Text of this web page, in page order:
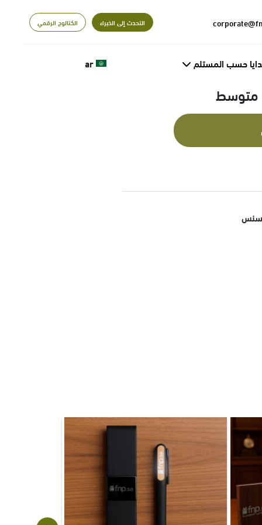
التحدث إلى الخبراء الكتالوج الرقمي
حسب المستلم ar
متوسط